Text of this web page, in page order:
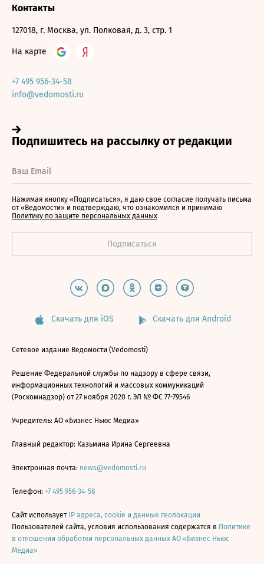
Контакты
127018, г. Москва, ул. Полковая, д. 3, стр. 1
На карте
+7 495 956-34-58
info@vedomosti.ru
Нажимая кнопку «Подписаться», я даю свое согласие получать письма
от «Ведомости» и подтверждаю, что ознакомился и принимаю
Политику по защите персональных данных
Скачать для iOS Скачать для Android
Сетевое издание Ведомости (Vedomosti)
Решение Федеральной службы по надзору в сфере связи,
информационных технологий и массовых коммуникаций
(Роскомнадзор) от 27 ноября 2020 г. ЭЛ № ФС 77-79546
Учредитель: АО «Бизнес Ньюс Медиа»
Главный редактор: Казьмина Ирина Сергеевна
Электронная почта: news@vedomosti.ru
Телефон: +7 495 956-34-58
Сайт использует IP адреса, cookie и данные геолокации
Пользователей сайта, условия использования содержатся в Политике
в отношении обработки персональных данных АО «Бизнес Ньюс
Медиа»